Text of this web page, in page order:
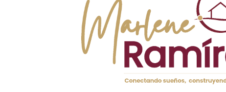
VENDER?
bloquea la venta, existen mecanismos legales para
expareja no quiere vender la vivienda: soluciones reales en